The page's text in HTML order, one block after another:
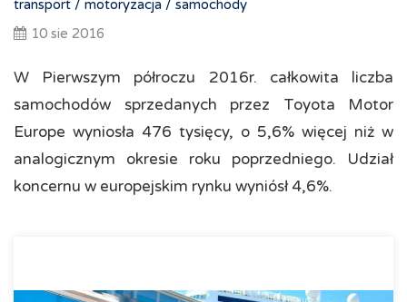
transport / motoryzacja / samochody
10 sie 2016
W Pierwszym półroczu 2016r. całkowita liczba
samochodów sprzedanych przez Toyota Motor
Europe wyniosła 476 tysięcy, o 5,6% więcej niż w
analogicznym okresie roku poprzedniego. Udział
koncernu w europejskim rynku wyniósł 4,6%.